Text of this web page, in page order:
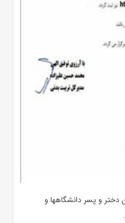
و پسر دانشگاهها و